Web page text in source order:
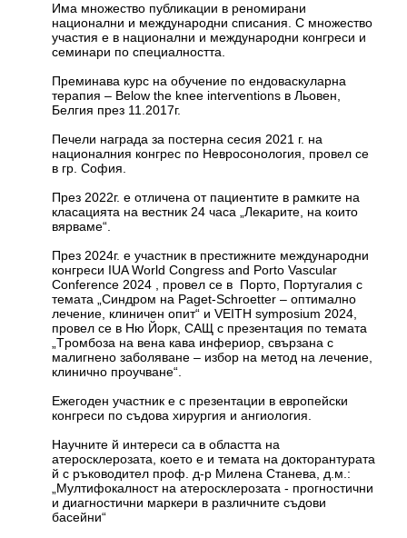
Има множество публикации в реномирани
национални и международни списания. С множество
участия е в национални и международни конгреси и
семинари по специалността.
Преминава курс на обучение по ендоваскуларна
терапия – Below the knee interventions в Льовен,
Белгия през 11.2017г.
Печели награда за постерна сесия 2021 г. на
националния конгрес по Невросонология, провел се
в гр. София.
През 2022г. е отличена от пациентите в рамките на
класацията на вестник 24 часа „Лекарите, на които
вярваме“.
През 2024г. е участник в престижните международни
конгреси IUA World Congress and Porto Vascular
Conference 2024 , провел се в Порто, Португалия с
темата „Синдром на Paget-Schroetter – оптимално
лечение, клиничен опит“ и VEITH symposium 2024,
провел се в Ню Йорк, САЩ с презентация по темата
„Tромбоза на вена кава инфериор, свързана с
малигнено заболяване – избор на метод на лечение,
клинично проучване“.
Ежегоден участник е с презентации в европейски
конгреси по съдова хирургия и ангиология.
Научните й интереси са в областта на
атеросклерозата, което е и темата на докторантурата
й с ръководител проф. д-р Милена Станева, д.м.:
„Мултифокалност на атеросклерозата - прогностични
и диагностични маркери в различните съдови
басейни“